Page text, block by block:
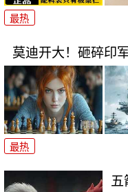
最热
莫迪开大！砸碎印
最热
五